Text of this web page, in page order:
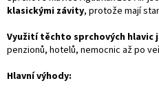
klasickými závity, protože mají
Využití těchto sprchových hlavic
penzionů, hotelů, nemocnic až po
Hlavní výhody: